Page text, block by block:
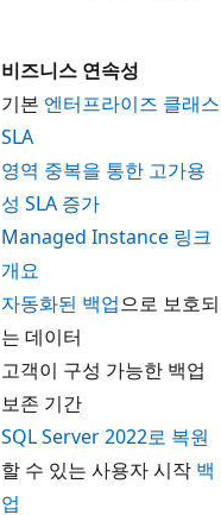
비즈니스 연속성
기본 엔터프라이즈 클래스
SLA
영역 중복을 통한 고가용
성 SLA 증가
Managed Instance 링크
개요
자동화된 백업으로 보호되
는 데이터
고객이 구성 가능한 백업
보존 기간
SQL Server 2022로 복원
할 수 있는 사용자 시작 백
업